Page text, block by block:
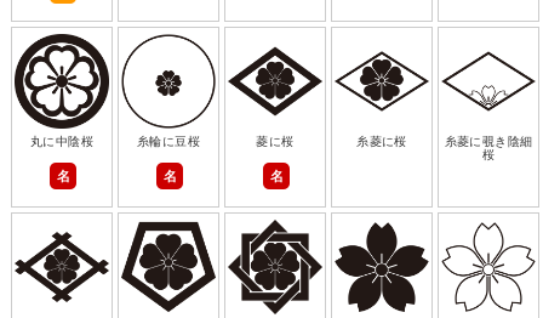
丸に中陰桜
名
糸輪に豆桜
名
菱に桜
名
糸菱に桜
糸菱に覗き陰細
桜